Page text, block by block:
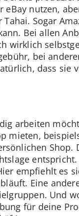
nutzen,
Sogar
Bei allen
wirklich
bei
dass sie
arbeiten
mieten,
empfiehlt es
Eine
Und
für deine